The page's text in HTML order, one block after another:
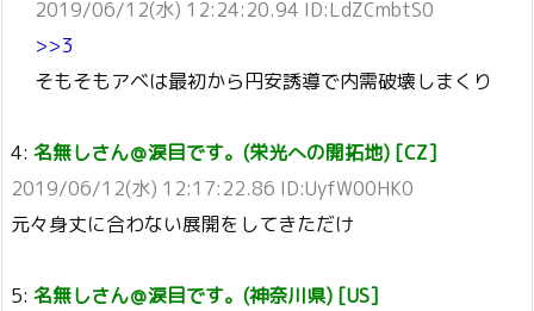
2019/06/12(水) 12:24:20.94 ID:LdZCmbtS0
>>3
そもそもアベは最初から円安誘導で内需破壊しまくり
4: 名無しさん＠涙目です。(栄光への開拓地) [CZ]
2019/06/12(水) 12:17:22.86 ID:UyfW00HK0
元々身丈に合わない展開をしてきただけ
5: 名無しさん＠涙目です。(神奈川県) [US]